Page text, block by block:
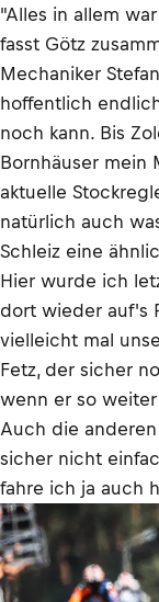
"Alles in allem
fasst Götz
Mechaniker
hoffentlich
noch kann. Bis
Bornhäuser mein
aktuelle
natürlich auch
Schleiz eine
Hier wurde ich
dort wieder auf's
vielleicht mal
Fetz, der sicher
wenn er so
Auch die
sicher nicht
fahre ich ja auch